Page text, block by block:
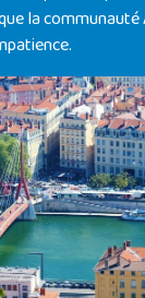
la communauté